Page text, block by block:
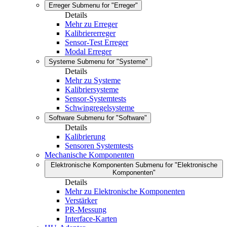
Erreger Submenu for "Erreger"
Details
Mehr zu Erreger
Kalibriererreger
Sensor-Test Erreger
Modal Erreger
Systeme Submenu for "Systeme"
Details
Mehr zu Systeme
Kalibriersysteme
Sensor-Systemtests
Schwingregelsysteme
Software Submenu for "Software"
Details
Kalibrierung
Sensoren Systemtests
Mechanische Komponenten
Elektronische Komponenten Submenu for "Elektronische
Komponenten"
Details
Mehr zu Elektronische Komponenten
Verstärker
PR-Messung
Interface-Karten